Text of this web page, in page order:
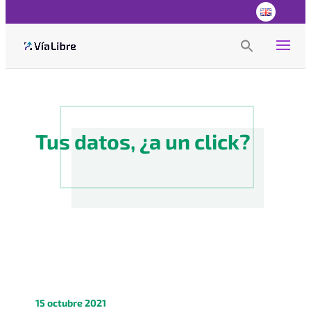
Search Button
Tus datos, ¿a un click?
15 octubre 2021